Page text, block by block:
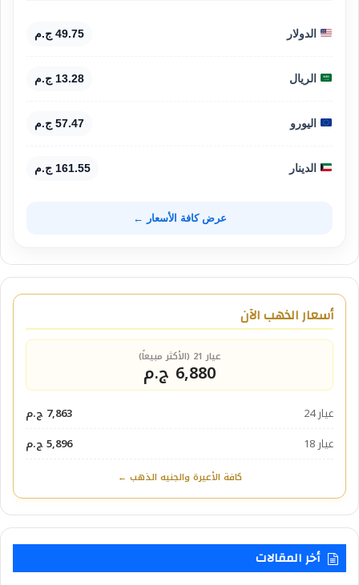
الدولار 49.75 ج.م
الريال 13.28 ج.م
اليورو 57.47 ج.م
الدينار 161.55 ج.م
عرض كافة الأسعار ←
أسعار الذهب الآن
عيار 21 (الأكثر مبيعاً)
6,880 ج.م
عيار 24
7,863 ج.م
عيار 18
5,896 ج.م
كافة الأعيرة والجنيه الذهب ←
أخر المقالات